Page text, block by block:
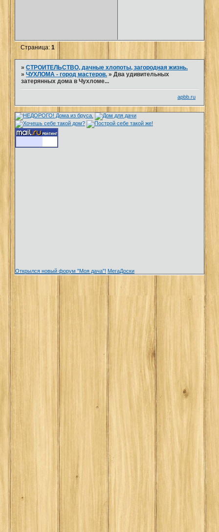
Страница:1
»СТРОИТЕЛЬСТВО, дачные хлопоты, загородная жизнь.
»ЧУХЛОМА - город мастеров. »Два удивительных
затерянных дома в Чухломе...
apbb.ru
Открылся новый форум "Моя дача"! МегаДоски